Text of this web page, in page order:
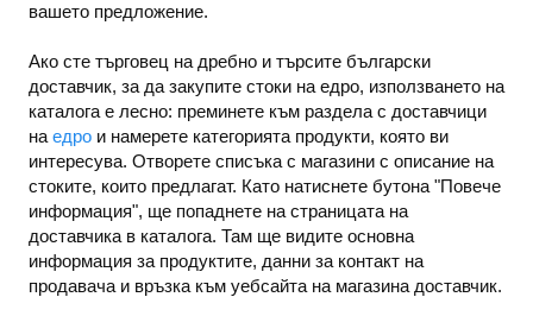
вашето предложение.
Ако сте търговец на дребно и търсите български
доставчик, за да закупите стоки на едро, използването на
каталога е лесно: преминете към раздела с доставчици
на едро и намерете категорията продукти, която ви
интересува. Отворете списъка с магазини с описание на
стоките, които предлагат. Като натиснете бутона "Повече
информация", ще попаднете на страницата на
доставчика в каталога. Там ще видите основна
информация за продуктите, данни за контакт на
продавача и връзка към уебсайта на магазина доставчик.